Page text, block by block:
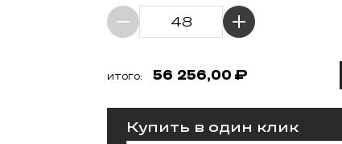
ИТОГО: 56 256,00 ₽
Купить в один клик